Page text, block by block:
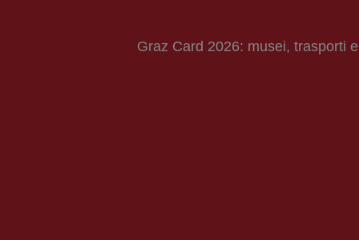
Graz Card 2026: musei, trasporti